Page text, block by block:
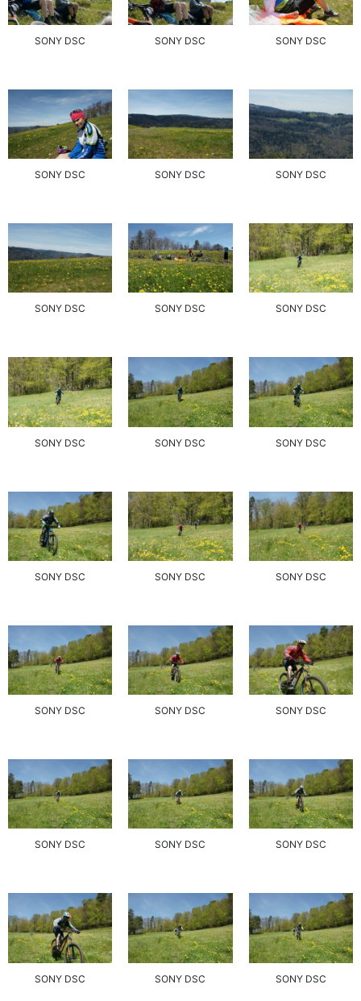
SONY DSC SONY DSC SONY DSC
SONY DSC SONY DSC SONY DSC
SONY DSC SONY DSC SONY DSC
SONY DSC SONY DSC SONY DSC
SONY DSC SONY DSC SONY DSC
SONY DSC SONY DSC SONY DSC
SONY DSC SONY DSC SONY DSC
SONY DSC SONY DSC SONY DSC